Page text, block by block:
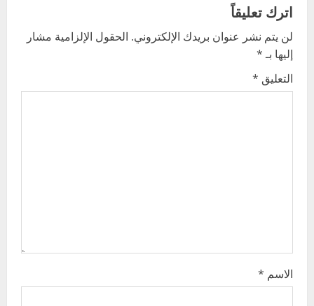
v
i
g
اترك تعليقاً
لن يتم نشر عنوان بريدك الإلكتروني. الحقول الإلزامية مشار
إليها بـ*
التعليق *
الاسم *